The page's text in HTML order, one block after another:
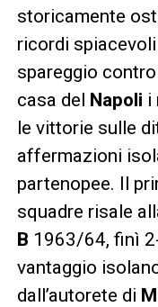
storicamente
ricordi
spareggio
casa del Napoli i
le vittorie sulle
affermazioni
partenopee. Il
squadre risale
B 1963/64, finì
vantaggio
dall’autorete di